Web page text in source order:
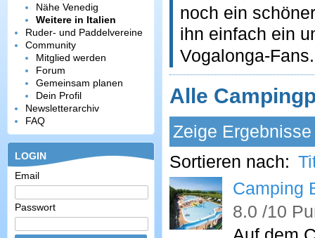
Nähe Venedig
Weitere in Italien
Ruder- und Paddelvereine
Community
Mitglied werden
Forum
Gemeinsam planen
Dein Profil
Newsletterarchiv
FAQ
LOGIN
Email
Passwort
noch ein
ihn einfach ein
Vogalonga-
Alle
Zeige
Sortieren nach:
Camping
8.0 /10